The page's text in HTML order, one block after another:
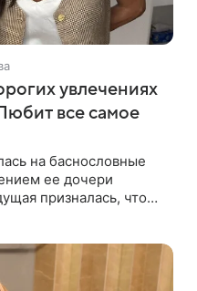
увлечениях
все самое
на баснословные
ее дочери
призналась, что